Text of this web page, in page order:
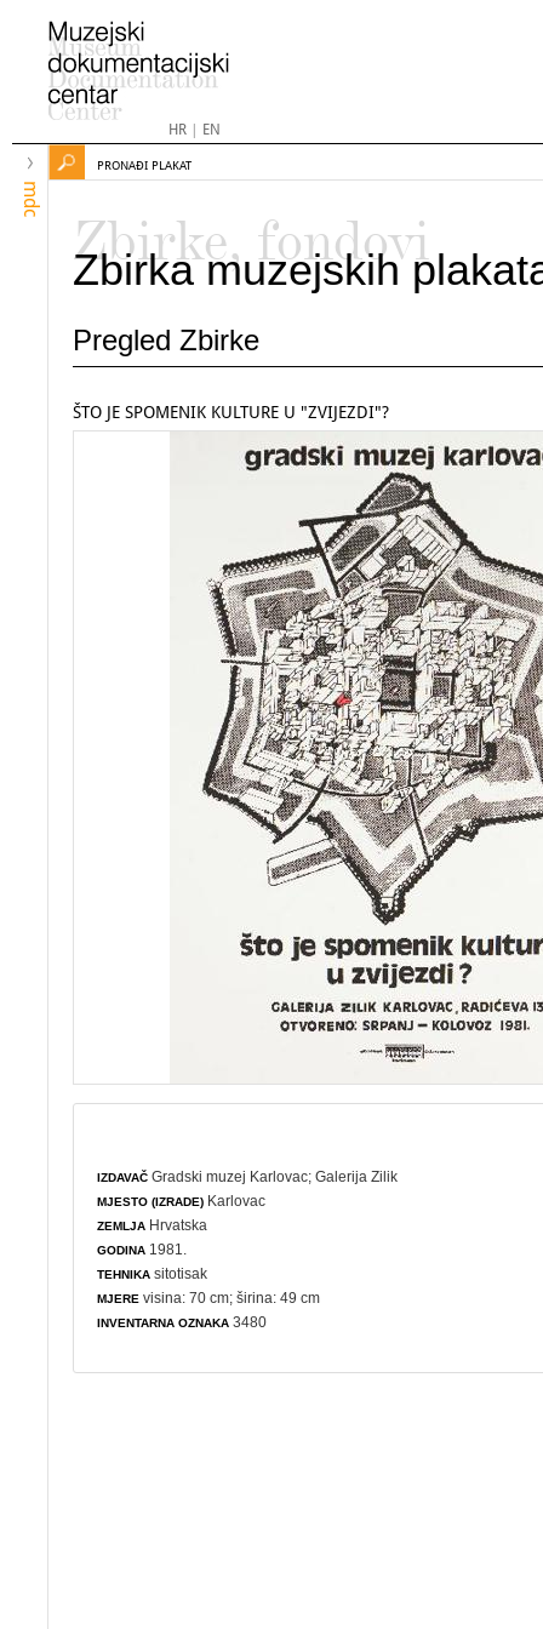
HR| EN
mdc
PRONAĐI PLAKAT
Zbirke, fondovi
Zbirka muzejskih
Pregled Zbirke
ŠTO JE SPOMENIK KULTURE U "ZVIJEZDI"?
IZDAVAČ Gradski muzej Karlovac;Galerija Zilik
MJESTO (IZRADE) Karlovac
ZEMLJA Hrvatska
GODINA 1981.
TEHNIKA sitotisak
MJERE visina: 70 cm; širina: 49 cm
INVENTARNA OZNAKA 3480